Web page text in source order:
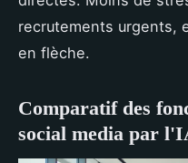
recrutements urgents,
en flèche.
Comparatif des
social media par